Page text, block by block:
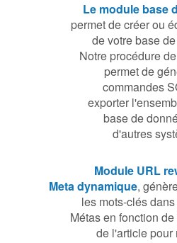
Le module base
permet de créer ou
de votre base
Notre procédure
permetde
commandes
exporter
basede
d'autres
Module URL
Meta dynamique,
les mots-clés
Métas en fonction
de l'article pour